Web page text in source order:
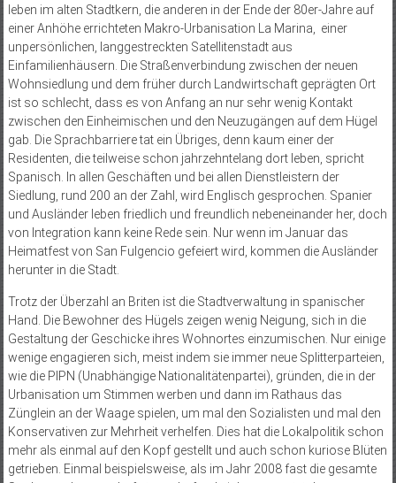
leben im alten Stadtkern, die anderen in der Ende der 80er-Jahre auf
einer Anhöhe errichteten Makro-Urbanisation La Marina, einer
unpersönlichen, langgestreckten Satellitenstadt aus
Einfamilienhäusern. Die Straßenverbindung zwischen der neuen
Wohnsiedlung und dem früher durch Landwirtschaft geprägten Ort
ist so schlecht, dass es von Anfang an nur sehr wenig Kontakt
zwischen den Einheimischen und den Neuzugängen auf dem Hügel
gab. Die Sprachbarriere tat ein Übriges, denn kaum einer der
Residenten, die teilweise schon jahrzehntelang dort leben, spricht
Spanisch. In allen Geschäften und bei allen Dienstleistern der
Siedlung, rund 200 an der Zahl, wird Englisch gesprochen. Spanier
und Ausländer leben friedlich und freundlich nebeneinander her, doch
von Integration kann keine Rede sein. Nur wenn im Januar das
Heimatfest von San Fulgencio gefeiert wird, kommen die Ausländer
herunter in die Stadt.
Trotz der Überzahl an Briten ist die Stadtverwaltung in spanischer
Hand. Die Bewohner des Hügels zeigen wenig Neigung, sich in die
Gestaltung der Geschicke ihres Wohnortes einzumischen. Nur einige
wenige engagieren sich, meist indem sie immer neue Splitterparteien,
wie die PIPN (Unabhängige Nationalitätenpartei), gründen, die in der
Urbanisation um Stimmen werben und dann im Rathaus das
Zünglein an der Waage spielen, um mal den Sozialisten und mal den
Konservativen zur Mehrheit verhelfen. Dies hat die Lokalpolitik schon
mehr als einmal auf den Kopf gestellt und auch schon kuriose Blüten
getrieben. Einmal beispielsweise, als im Jahr 2008 fast die gesamte